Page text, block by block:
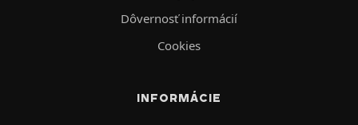
Dôvernosť informácií
Cookies
INFORMÁCIE